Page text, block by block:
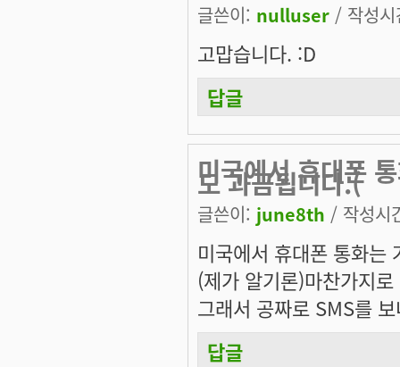
글쓴이: nulluser / 작성
고맙습니다. :D
답글
미국에서 휴대폰
도 과금됩니다.(
글쓴이: june8th / 작성시
미국에서 휴대폰 통화는
(제가 알기론)마찬가지
그래서 공짜로 SMS를
답글